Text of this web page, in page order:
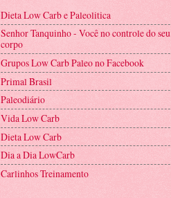
Dieta Low Carb e Paleolitica
Senhor Tanquinho - Você no controle do seu
corpo
Grupos Low Carb Paleo no Facebook
Primal Brasil
Paleodiário
Vida Low Carb
Dieta Low Carb
Dia a Dia LowCarb
Carlinhos Treinamento